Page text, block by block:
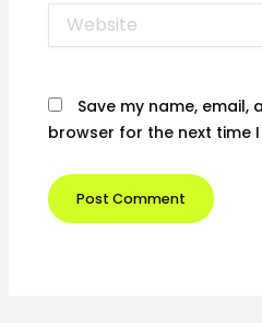
Website
Save my name, email,
browser for the next time